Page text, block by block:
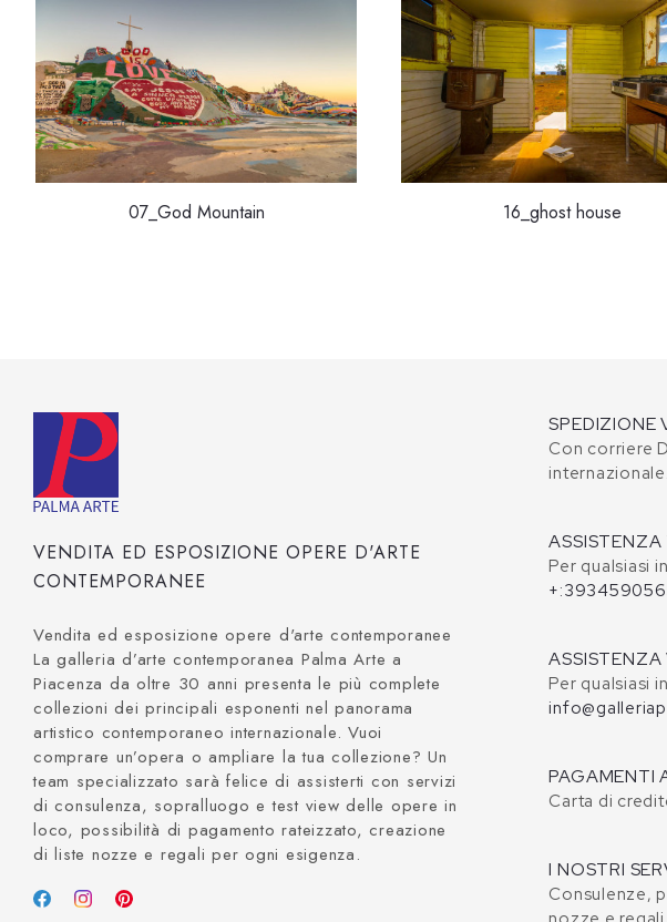
07_God Mountain 16_ghost house
VENDITA ED ESPOSIZIONE OPERE D'ARTE
CONTEMPORANEE
Vendita ed esposizione opere d'arte contemporanee
La galleria d’arte contemporanea Palma Arte a
Piacenza da oltre 30 anni presenta le più complete
collezioni dei principali esponenti nel panorama
artistico contemporaneo internazionale. Vuoi
comprare un’opera o ampliare la tua collezione? Un
team specializzato sarà felice di assisterti con servizi
di consulenza, sopralluogo e test view delle opere in
loco, possibilità di pagamento rateizzato, creazione
di liste nozze e regali per ogni esigenza.
SPEDIZIONE
Con corriere
internazionale.
Per qualsiasi
Per qualsiasi
PAGAMENTI
Carta di
I NOSTRI
Consulenze,